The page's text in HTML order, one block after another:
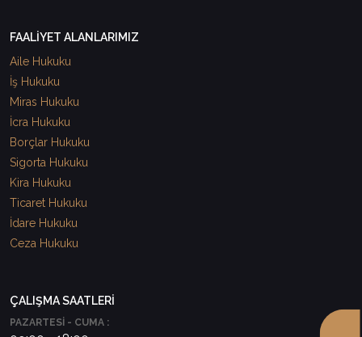
FAALİYET ALANLARIMIZ
Aile Hukuku
İş Hukuku
Miras Hukuku
İcra Hukuku
Borçlar Hukuku
Sigorta Hukuku
Kira Hukuku
Ticaret Hukuku
İdare Hukuku
Ceza Hukuku
ÇALIŞMA SAATLERİ
PAZARTESİ - CUMA :